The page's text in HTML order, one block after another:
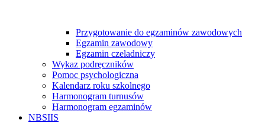
Przygotowanie do egzaminów zawodowych
Egzamin zawodowy
Egzamin czeladniczy
Wykaz podręczników
Pomoc psychologiczna
Kalendarz roku szkolnego
Harmonogram turnusów
Harmonogram egzaminów
NBSIIS